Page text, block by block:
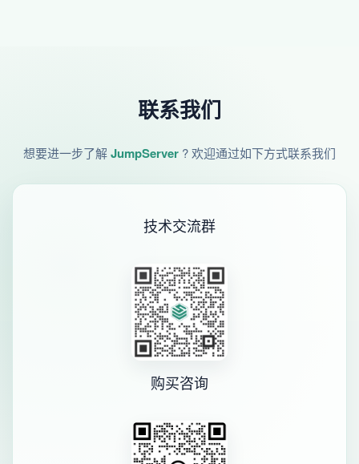
联系我们
想要进一步了解JumpServer ? 欢迎通过如下方式联系我们
技术交流群
购买咨询